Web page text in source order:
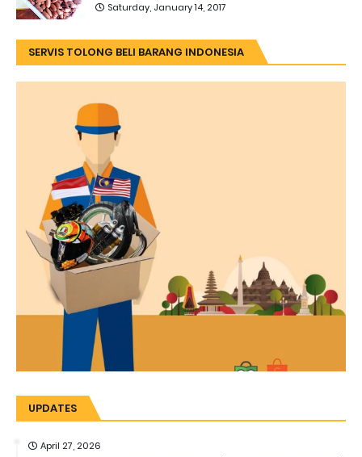
Saturday, January 14, 2017
SERVIS TOLONG BELI BARANG INDONESIA
UPDATES
April 27, 2026